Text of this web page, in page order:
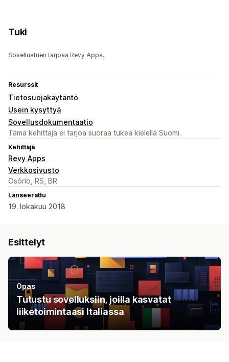
Tuki
Sovellustuen tarjoaa Revy Apps.
Resurssit
Tietosuojakäytäntö
Usein kysyttyä
Sovellusdokumentaatio
Tämä kehittäjä ei tarjoa suoraa tukea kielellä Suomi.
Kehittäjä
Revy Apps
Verkkosivusto
Osório, RS, BR
Lanseerattu
19. lokakuu 2018
Esittelyt
Opas
Tutustu sovelluksiin, joilla kasvatat
liiketoimintaasi Italiassa